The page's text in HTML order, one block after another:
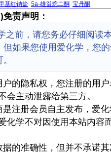
基红钠盐 5a-雄甾烷二酮 宝丹酮
责声明：
之前，请您务必仔细阅读
如果您使用爱化学，您
的隐私权，您注册的用
会主动泄露给第三方。
注册会员自主发布，爱
化学不对因使用本站内容
的准确性，但并不承诺